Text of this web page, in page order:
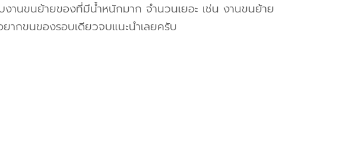
านขนย้ายของที่มีน้ำหนักมาก จำนวนเยอะ เช่น งานขนย้าย
กขนของรอบเดียวจบแนะนำเลยครับ